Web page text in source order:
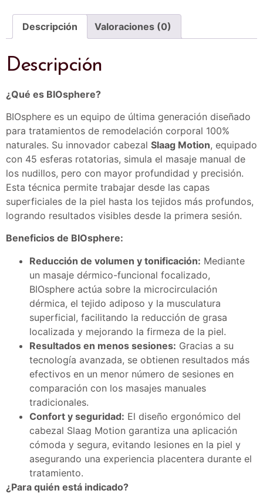
Descripción Valoraciones (0)
Descripción
¿Qué es BIOsphere?
BIOsphere es un equipo de última generación diseñado
para tratamientos de remodelación corporal 100%
naturales. Su innovador cabezal Slaag Motion, equipado
con 45 esferas rotatorias, simula el masaje manual de
los nudillos, pero con mayor profundidad y precisión.
Esta técnica permite trabajar desde las capas
superficiales de la piel hasta los tejidos más profundos,
logrando resultados visibles desde la primera sesión. ​
Beneficios de BIOsphere:
Reducción de volumen y tonificación: Mediante
un masaje dérmico-funcional focalizado,
BIOsphere actúa sobre la microcirculación
dérmica, el tejido adiposo y la musculatura
superficial, facilitando la reducción de grasa
localizada y mejorando la firmeza de la piel. ​
Resultados en menos sesiones: Gracias a su
tecnología avanzada, se obtienen resultados más
efectivos en un menor número de sesiones en
comparación con los masajes manuales
tradicionales. ​
Confort y seguridad: El diseño ergonómico del
cabezal Slaag Motion garantiza una aplicación
cómoda y segura, evitando lesiones en la piel y
asegurando una experiencia placentera durante el
tratamiento. ​
¿Para quién está indicado?